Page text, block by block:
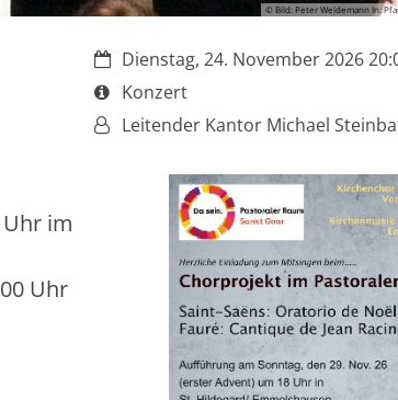
© Bild: Peter Weidemann In:
Datum:Dienstag, 24. November 2026
Art bzw. Nummer:
Konzert
Von:Leitender Kantor Michael
im
Uhr